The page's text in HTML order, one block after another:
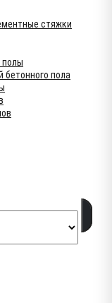
стяжки
полы
пола